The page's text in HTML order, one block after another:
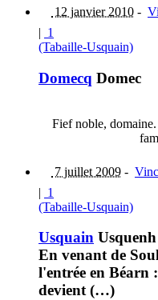
12 janvier 2010 -
| 1
(Tabaille-Usquain)
Domecq Domec
Fief noble,
7 juillet 2009 -
| 1
(Tabaille-Usquain)
Usquain Usquenh
En venant de
l'entrée en Béarn
devient (…)